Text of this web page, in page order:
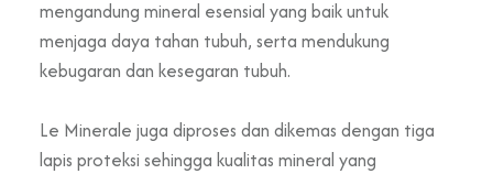
mengandung mineral esensial yang baik untuk
menjaga daya tahan tubuh, serta mendukung
kebugaran dan kesegaran tubuh.
Le Minerale juga diproses dan dikemas dengan tiga
lapis proteksi sehingga kualitas mineral yang